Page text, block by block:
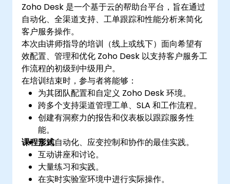
Zoho Desk 是一个基于云的帮助台平台，旨在通过
自动化、全渠道支持、工单跟踪和性能分析来简化
客户服务操作。
本次由讲师指导的培训（线上或线下）面向希望有
效配置、管理和优化 Zoho Desk 以支持客户服务工
作流程的初级到中级用户。
在培训结束时，参与者将能够：
为其团队配置和自定义 Zoho Desk 环境。
跨多个支持渠道管理工单、SLA 和工作流程。
创建有洞察力的报告和仪表板以跟踪服务性
能。
实施自动化、应变控制和协作的最佳实践。
课程形式
互动讲座和讨论。
大量练习和实践。
在实时实验室环境中进行实际操作。